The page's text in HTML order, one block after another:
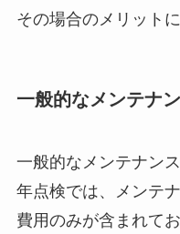
その場合のメリット
一般的なメンテナ
一般的なメンテナン
年点検では、メンテ
費用のみが含まれてお